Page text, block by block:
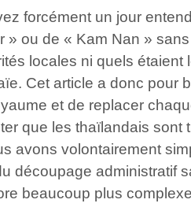
forcément un jour
» ou de « Kam Nan »
locales ni quels étaient
Cet article a donc pour
et de replacer
que les thaïlandais sont
avons volontairement
découpage administratif
beaucoup plus